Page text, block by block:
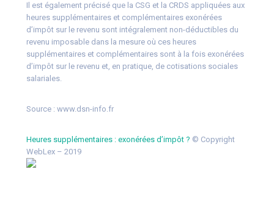
Il est également précisé que la CSG et la CRDS appliquées aux
heures supplémentaires et complémentaires exonérées
d’impôt sur le revenu sont intégralement non-déductibles du
revenu imposable dans la mesure où ces heures
supplémentaires et complémentaires sont à la fois exonérées
d’impôt sur le revenu et, en pratique, de cotisations sociales
salariales.
Source : www.dsn-info.fr
Heures supplémentaires : exonérées d’impôt ? © Copyright
WebLex – 2019